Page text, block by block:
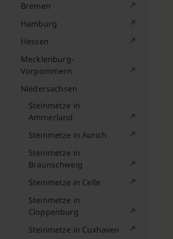
Bremen
Hamburg
Hessen
Mecklenburg-
Vorpommern
Niedersachsen
Steinmetze in
Ammerland
Steinmetze in Aurich
Steinmetze in
Braunschweig
Steinmetze in Celle
Steinmetze in
Cloppenburg
Steinmetze in Cuxhaven